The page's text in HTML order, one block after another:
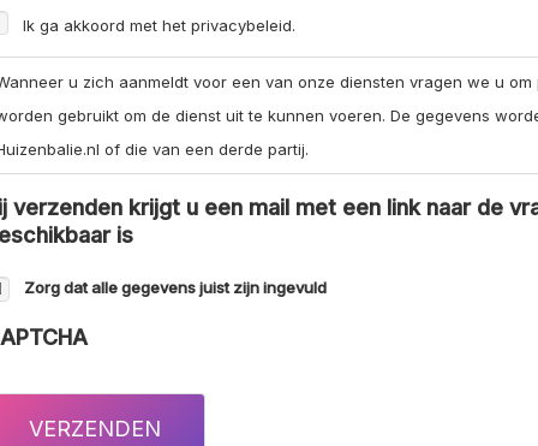
Ik ga akkoord met het privacybeleid.
u zich aanmeldt voor een van onze diensten vragen we u
gebruikt om de dienst uit te kunnen voeren. De gegevens
of die van een derde partij.
verzenden krijgt u een mail met een link naar de
is
Zorg dat alle gegevens juist zijn ingevuld